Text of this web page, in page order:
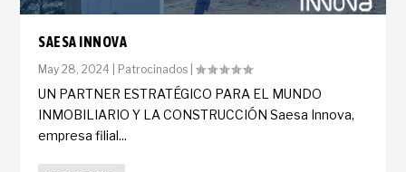
SAESA INNOVA
May 28, 2024 Patrocinados |
UN PARTNER ESTRATÉGICO PARA EL MUNDO
INMOBILIARIO Y LA CONSTRUCCIÓN Saesa Innova,
empresa filial...